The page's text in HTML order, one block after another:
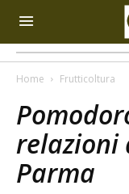
Home Frutticoltura
relazioni
Parma